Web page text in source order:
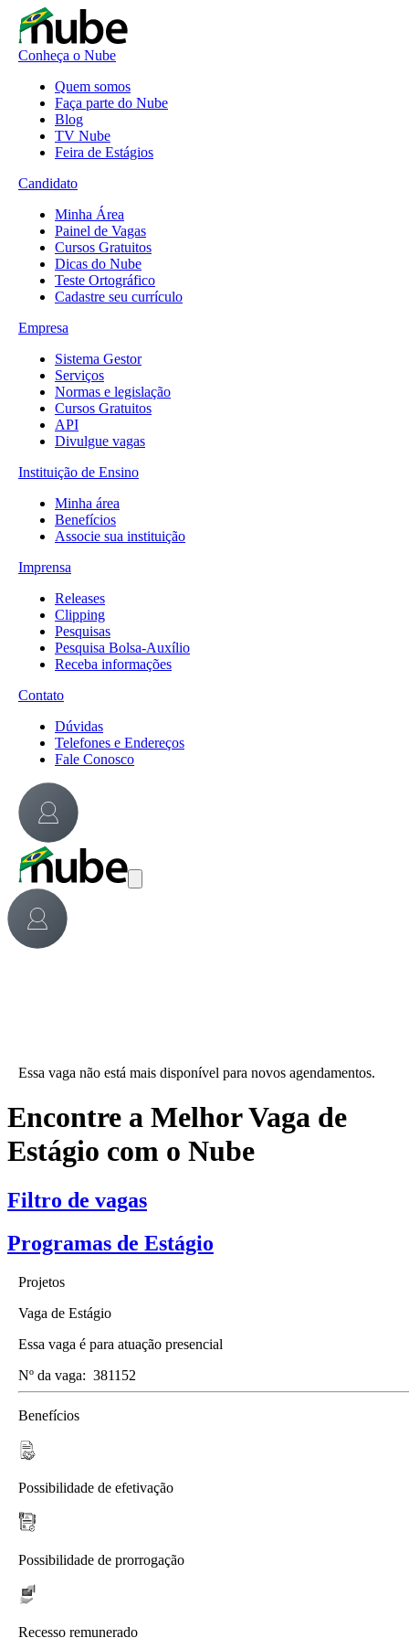
Conheça o Nube
Quem somos
Faça parte do Nube
Blog
TV Nube
Feira de Estágios
Candidato
Minha Área
Painel de Vagas
Cursos Gratuitos
Dicas do Nube
Teste Ortográfico
Cadastre seu currículo
Empresa
Sistema Gestor
Serviços
Normas e legislação
Cursos Gratuitos
API
Divulgue vagas
Instituição de Ensino
Minha área
Benefícios
Associe sua instituição
Imprensa
Releases
Clipping
Pesquisas
Pesquisa Bolsa-Auxílio
Receba informações
Contato
Dúvidas
Telefones e Endereços
Fale Conosco
Essa vaga não está mais disponível para novos agendamentos.
Encontre a Melhor Vaga de
Estágio com o Nube
Filtro de vagas
Programas de Estágio
Projetos
Vaga de Estágio
Essa vaga é para atuação presencial
Nº da vaga: 381152
Benefícios
Possibilidade de efetivação
Possibilidade de prorrogação
Recesso remunerado